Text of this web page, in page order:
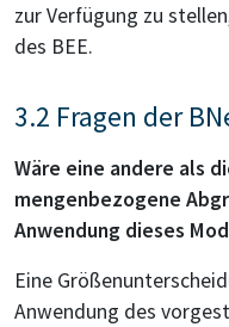
zur Verfügung zu
des BEE.
3.2 Fragen der
Wäre eine andere als
mengenbezogene
Anwendung dieses
Eine
Anwendung des